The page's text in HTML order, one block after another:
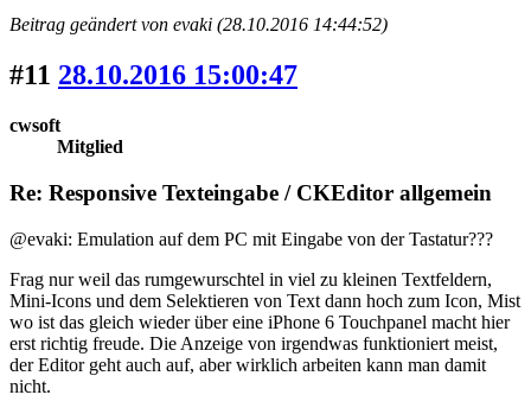
Beitrag geändert von evaki (28.10.2016 14:44:52)
#11 28.10.2016 15:00:47
cwsoft
Mitglied
Re: Responsive Texteingabe / CKEditor allgemein
@evaki: Emulation auf dem PC mit Eingabe von der Tastatur???
Frag nur weil das rumgewurschtel in viel zu kleinen Textfeldern,
Mini-Icons und dem Selektieren von Text dann hoch zum Icon, Mist
wo ist das gleich wieder über eine iPhone 6 Touchpanel macht hier
erst richtig freude. Die Anzeige von irgendwas funktioniert meist,
der Editor geht auch auf, aber wirklich arbeiten kann man damit
nicht.